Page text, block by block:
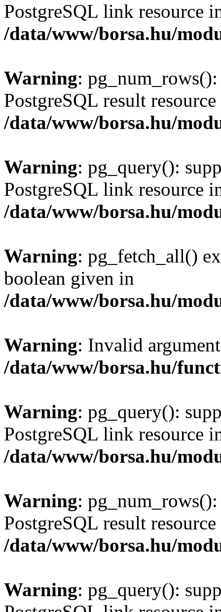
PostgreSQL link resource
/data/www/borsa.hu/
Warning:
PostgreSQL result
/data/www/borsa.hu/
Warning: pg_query():
PostgreSQL link resource
/data/www/borsa.hu/
Warning: pg_fetch_all()
boolean given in
/data/www/borsa.hu/
Warning: Invalid
/data/www/borsa.hu/
Warning: pg_query():
PostgreSQL link resource
/data/www/borsa.hu/
Warning:
PostgreSQL result
/data/www/borsa.hu/
Warning: pg_query():